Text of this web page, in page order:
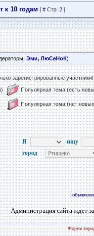
к 10 годам [ #Стр. 2]
Эми, ЛюСеНоК)
зарегистрированные участники!
Популярная тема (есть
Популярная тема (нет
Я
ищу
город
|
Администрация сайта ждет
Форум